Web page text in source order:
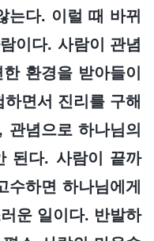
는다. 이럴 때 바뀌
이다. 사람이 관념
환경을 받아들이
면서 진리를 구해
관념으로 하나님의
된다. 사람이 끝까
수하면 하나님에게
운 일이다. 반발하